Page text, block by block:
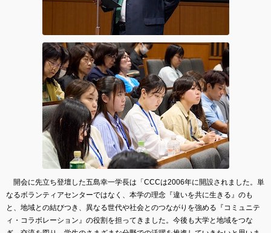
開会に先立ち登壇した五島幸一学長は「CCCは2006年に開設されました。単
なるボランティアセンターではなく、本学の理念『違いを共に生きる』のも
と、地域との結びつき、異なる世代や社会とのつながりを強める『コミュニテ
ィ・コラボレーション』の役割を担ってきました。今後も大学と地域をつな